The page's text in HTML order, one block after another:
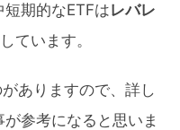
期的なETFはレバレ
ています。
ありますので、詳し
参考になると思いま